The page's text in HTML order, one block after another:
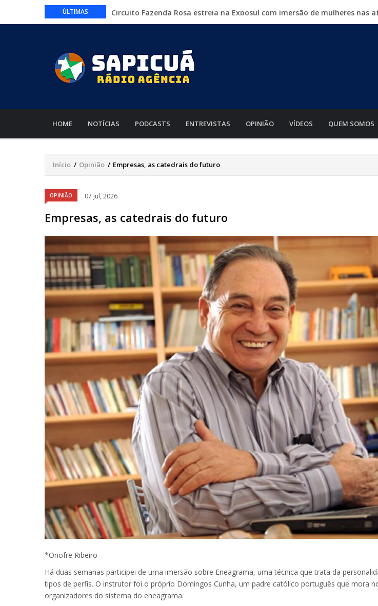
ÚLTIMAS
Circuito Fazenda Rosa estreia na Exposul com imersão de mulheres nas
agronegócio
nacionais
Lei torna mais rígidas punições para crimes digitais contra menores
CAIXA e iFood facilitam financiamento de motos e bicicletas elétricas
MAIN
NAVIGATION
HOME NOTÍCIAS PODCASTS ENTREVISTAS OPINIÃO VÍDEOS QUEM SOMOS
Trilha
de
navegação
Início / Opinião / Empresas, as catedrais do futuro
OPINIÃO 07 jul, 2026
Empresas, as catedrais do futuro
*Onofre Ribeiro
Há duas semanas participei de uma imersão sobre Eneagrama, uma técnica que trata da
tipos de perfis. O instrutor foi o próprio Domingos Cunha, um padre católico português que mora
organizadores do sistema do eneagrama.